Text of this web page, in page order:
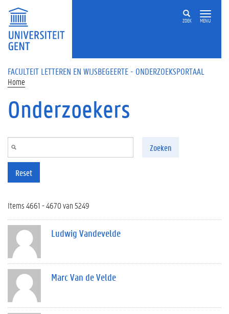
Overslaan en naar de inhoud gaan
ZOEK MENU
FACULTEIT LETTEREN EN WIJSBEGEERTE - ONDERZOEKSPORTAAL
Home
Onderzoekers
Zoeken
Reset
Items 4661 - 4670 van 5249
Ludwig Vandevelde
Marc Van de Velde